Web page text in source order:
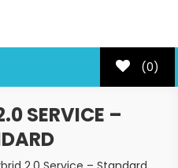
(0)
SERVICE –